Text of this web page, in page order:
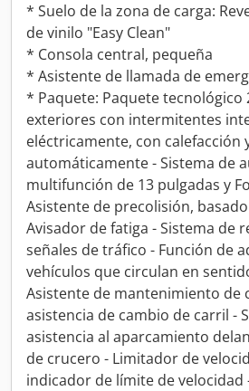
* Suelo de la zona de carga:
de vinilo "Easy Clean"
* Consola central, pequeña
* Asistente de llamada de
* Paquete: Paquete tecnológico
exteriores con intermitentes
eléctricamente, con calefacción
automáticamente - Sistema de
multifunción de 13 pulgadas y
Asistente de precolisión,
Avisador de fatiga - Sistema de
señales de tráfico - Función de
vehículos que circulan en
Asistente de mantenimiento de
asistencia de cambio de carril -
asistencia al aparcamiento
de crucero - Limitador de
indicador de límite de velocidad